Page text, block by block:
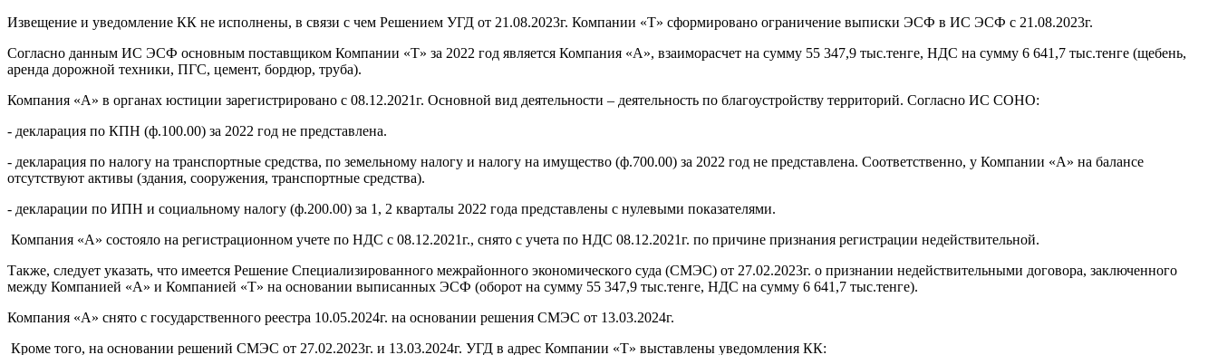
Извещение и уведомление КК не исполнены, в связи с чем Решением УГД от 21.08.2023г. Компании «T» сформировано ограничение выписки ЭСФ в ИС ЭСФ с 21.08.2023г.
Согласно данным ИС ЭСФ основным поставщиком Компании «T» за 2022 год является Компания «А», взаиморасчет на сумму 55 347,9 тыс.тенге, НДС на сумму 6 641,7 тыс.тенге (щебень,
аренда дорожной техники, ПГС, цемент, бордюр, труба).
Компания «А» в органах юстиции зарегистрировано с 08.12.2021г. Основной вид деятельности – деятельность по благоустройству территорий. Согласно ИС СОНО:
- декларация по КПН (ф.100.00) за 2022 год не представлена.
- декларация по налогу на транспортные средства, по земельному налогу и налогу на имущество (ф.700.00) за 2022 год не представлена. Соответственно, у Компании «А» на балансе
отсутствуют активы (здания, сооружения, транспортные средства).
- декларации по ИПН и социальному налогу (ф.200.00) за 1, 2 кварталы 2022 года представлены с нулевыми показателями.
Компания «А» состояло на регистрационном учете по НДС с 08.12.2021г., снято с учета по НДС 08.12.2021г. по причине признания регистрации недействительной.
Также, следует указать, что имеется Решение Специализированного межрайонного экономического суда (СМЭС) от 27.02.2023г. о признании недействительными договора, заключенного
между Компанией «А» и Компанией «T» на основании выписанных ЭСФ (оборот на сумму 55 347,9 тыс.тенге, НДС на сумму 6 641,7 тыс.тенге).
Компания «А» снято с государственного реестра 10.05.2024г. на основании решения СМЭС от 13.03.2024г.
Кроме того, на основании решений СМЭС от 27.02.2023г. и 13.03.2024г. УГД в адрес Компании «T» выставлены уведомления КК: